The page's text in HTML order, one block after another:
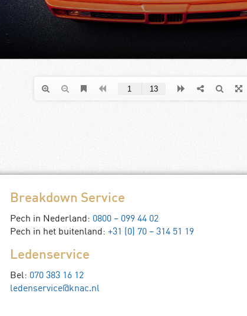
Breakdown Service
Pech in Nederland: 0800 – 099 44 02
Pech in het buitenland: +31 (0) 70 – 314 51 19
Ledenservice
Bel: 070 383 16 12
ledenservice@knac.nl